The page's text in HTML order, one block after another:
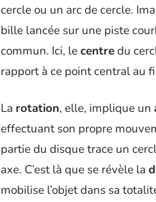
cercle ou un arc de cercle.
bille lancée sur une piste
commun. Ici, lecentredu
rapport à ce point central au
La rotation, elle, implique un
effectuant son propre
partie du disque trace un
axe. C’est là que se révèle la
mobilise l’objet dans sa